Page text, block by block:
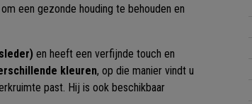
een gezonde houding te behouden en
en heeft een verfijnde touch en
kleuren, op die manier vindt u
past. Hij is ook beschikbaar